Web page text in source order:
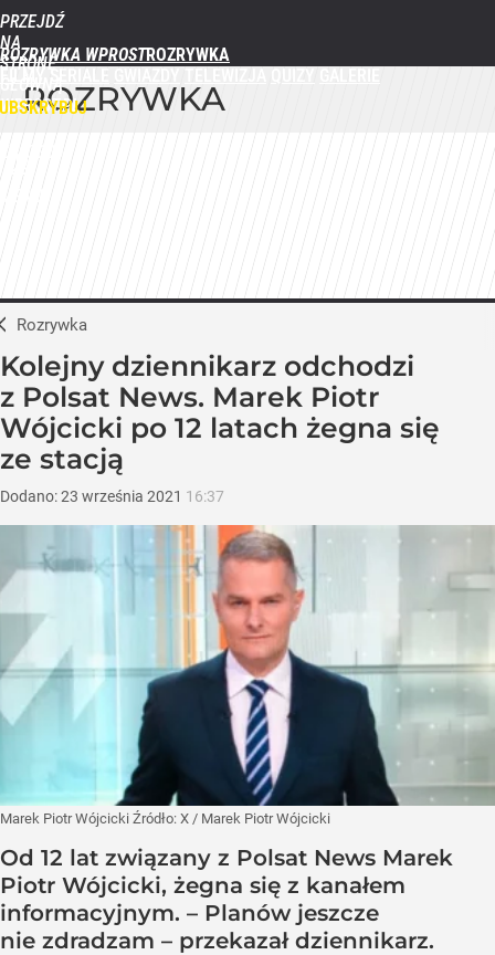
PRZEJDŹ
NA
STRONĘ
GŁÓWNĄ
WPROST.PL
ROZRYWKA WPROST
ROZRYWKA
Rozrywka
Kolejny dziennikarz odchodzi
z Polsat News. Marek Piotr
Wójcicki po 12 latach żegna się
ze stacją
Dodano:23 września 2021 16:37
Marek Piotr Wójcicki Źródło: X / Marek Piotr Wójcicki
Od 12 lat związany z Polsat News Marek
Piotr Wójcicki, żegna się z kanałem
informacyjnym. – Planów jeszcze
nie zdradzam – przekazał dziennikarz.